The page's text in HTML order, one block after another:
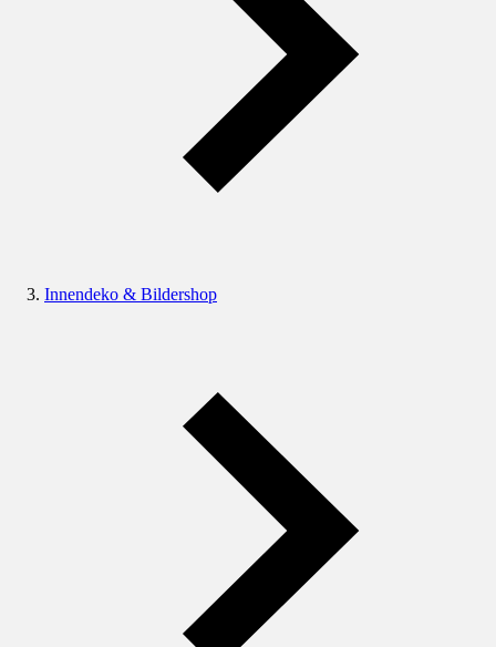
Innendeko & Bildershop